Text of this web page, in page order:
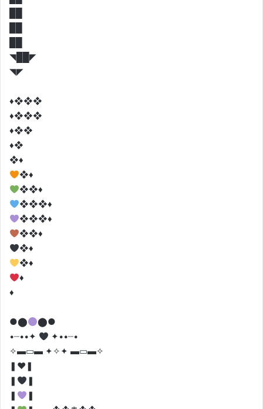
◥██◤
◥◤
♦️❖❖❖
♦️❖❖❖
♦️❖❖
♦️❖
❖♦️
❖♦️
❖❖♦️
❖❖❖♦️
❖❖❖♦️
❖❖♦️
❖♦️
❖♦️
♦️
♦️
●⬤
⬤●
•┈••✦
✦••┈•
✧▬▭▬ ✦✧✦ ▬▭▬✧
❚♥️❚
❚
❚
❚
❚